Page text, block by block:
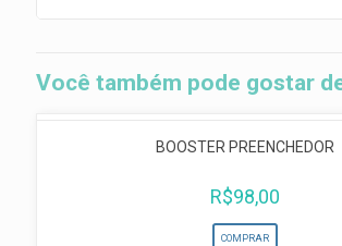
Você também pode gostar
BOOSTER PREENCHEDOR
R$98,00
COMPRAR